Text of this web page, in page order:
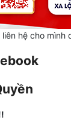
hệ cho mình